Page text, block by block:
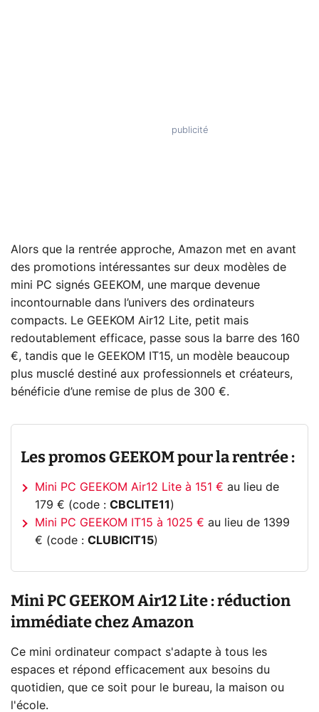
Alors que la rentrée approche, Amazon met en avant
des promotions intéressantes sur deux modèles de
mini PC signés GEEKOM, une marque devenue
incontournable dans l’univers des ordinateurs
compacts. Le GEEKOM Air12 Lite, petit mais
redoutablement efficace, passe sous la barre des 160
€, tandis que le GEEKOM IT15, un modèle beaucoup
plus musclé destiné aux professionnels et créateurs,
bénéficie d’une remise de plus de 300 €.
Les promos GEEKOM pour la rentrée :
Mini PC GEEKOM Air12 Lite à 151 € au lieu de
179 € (code :CBCLITE11 )
Mini PC GEEKOM IT15 à 1025 € au lieu de 1399
€ (code :CLUBICIT15)
Mini PC GEEKOM Air12 Lite : réduction
immédiate chez Amazon
Ce mini ordinateur compact s'adapte à tous les
espaces et répond efficacement aux besoins du
quotidien, que ce soit pour le bureau, la maison ou
l'école.